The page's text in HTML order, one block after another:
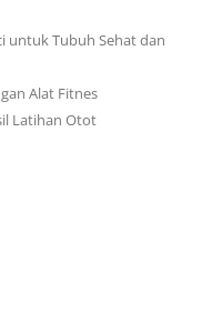
untuk Tubuh Sehat dan
Alat Fitnes
Latihan Otot